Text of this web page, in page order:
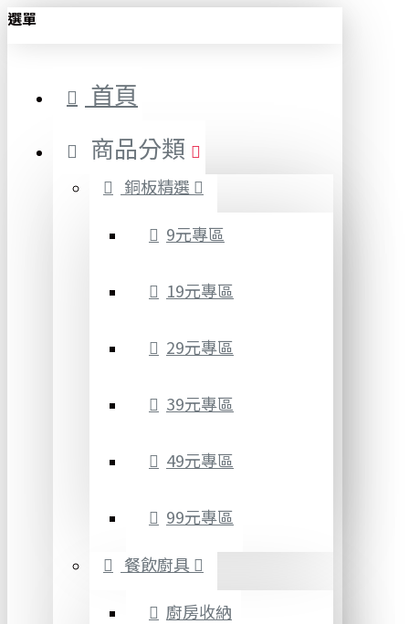
選單
首頁
商品分類
銅板精選
9元專區
19元專區
29元專區
39元專區
49元專區
99元專區
餐飲廚具
廚房收納